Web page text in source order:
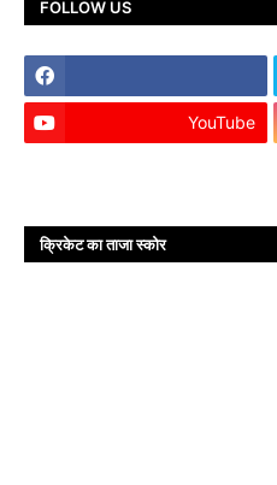
FOLLOW US
YouTube
क्रिकेट का ताजा स्कोर